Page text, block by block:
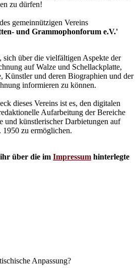
zu dürfen!
gemeinnützigen Vereins
und Grammophonforum e.V.'
sich über die vielfältigen Aspekte der
auf Walze und Schellackplatte,
Künstler und deren Biographien und der
informieren zu können.
dieses Vereins ist es, den digitalen
Aufarbeitung der Bereiche
und künstlerischer Darbietungen auf
1950 zu ermöglichen.
über die im Impressum hinterlegte
Anpassung?